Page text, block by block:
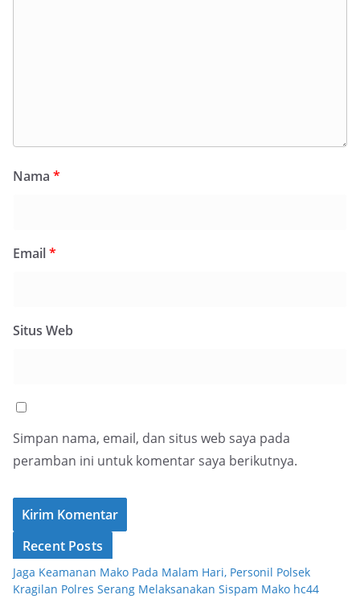
Nama *
Email*
Situs Web
Simpan nama, email, dan situs web saya pada
peramban ini untuk komentar saya berikutnya.
Recent Posts
Jaga Keamanan Mako Pada Malam Hari, Personil Polsek
Kragilan Polres Serang Melaksanakan Sispam Mako hc44